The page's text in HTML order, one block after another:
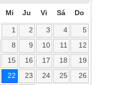
Mi Ju Vi Sá Do
1 2 3 4
5
8 9 10 11
12
15 16 17 18
19
22 23 24 25
26